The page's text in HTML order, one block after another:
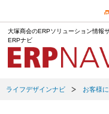
大塚商会のERPソリューション情報
ERPナビ
ライフデザインナビ お客様